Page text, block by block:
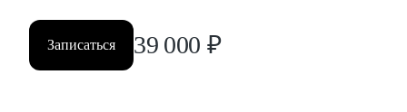
Записаться 39 000 ₽